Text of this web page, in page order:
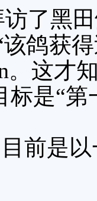
了黑
鸽获
。这才
标是“
前是